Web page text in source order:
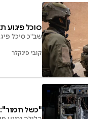
סוכל פיגוע
שב"כ סיכל פיגוע
קובי פינקלר
"כשל